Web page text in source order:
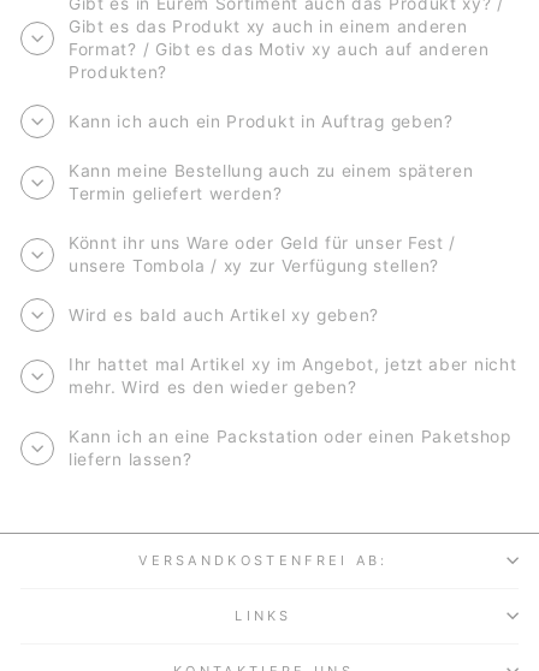
Gibt es das Produkt xy auch in einem anderen
Format? / Gibt es das Motiv xy auch auf anderen
Produkten?
Kann ich auch ein Produkt in Auftrag geben?
Kann meine Bestellung auch zu einem späteren
Termin geliefert werden?
Könnt ihr uns Ware oder Geld für unser Fest /
unsere Tombola / xy zur Verfügung stellen?
Wird es bald auch Artikel xy geben?
Ihr hattet mal Artikel xy im Angebot, jetzt aber nicht
mehr. Wird es den wieder geben?
Kann ich an eine Packstation oder einen Paketshop
liefern lassen?
VERSANDKOSTENFREI AB:
LINKS